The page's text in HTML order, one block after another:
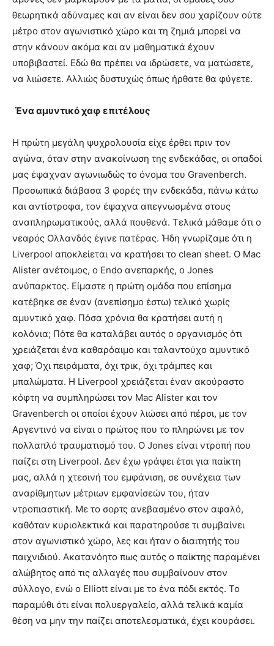
θεωρητικά αδύναμες και αν είναι δεν σου χαρίζουν ούτε
μέτρο στον αγωνιστικό χώρο και τη ζημιά μπορεί να
στην κάνουν ακόμα και αν μαθηματικά έχουν
υποβιβαστεί. Εδώ θα πρέπει να ιδρώσετε, να ματώσετε,
να λιώσετε. Αλλιώς δυστυχώς όπως ήρθατε θα φύγετε.
Ένα αμυντικό χαφ επιτέλους
Η πρώτη μεγάλη ψυχρολουσία είχε έρθει πριν τον
αγώνα, όταν στην ανακοίνωση της ενδεκάδας, οι οπαδοί
μας έψαχναν αγωνιωδώς το όνομα του Gravenberch.
Προσωπικά διάβασα 3 φορές την ενδεκάδα, πάνω κάτω
και αντίστροφα, τον έψαχνα απεγνωσμένα στους
αναπληρωματικούς, αλλά πουθενά. Τελικά μάθαμε ότι ο
νεαρός Ολλανδός έγινε πατέρας. Ήδη γνωρίζαμε ότι η
Liverpool αποκλείεται να κρατήσει το clean sheet. Ο Mac
Alister ανέτοιμος, ο Endo ανεπαρκής, ο Jones
ανύπαρκτος. Είμαστε η πρώτη ομάδα που επίσημα
κατέβηκε σε έναν (ανεπίσημο έστω) τελικό χωρίς
αμυντικό χαφ. Πόσα χρόνια θα κρατήσει αυτή η
κολόνια; Πότε θα καταλάβει αυτός ο οργανισμός ότι
χρειάζεται ένα καθαρόαιμο και ταλαντούχο αμυντικό
χαφ; Όχι πειράματα, όχι τρικ, όχι τράμπες και
μπαλώματα. Η Liverpool χρειάζεται έναν ακούραστο
κόφτη να συμπληρώσει τον Mac Alister και τον
Gravenberch οι οποίοι έχουν λιώσει από πέρσι, με τον
Αργεντινό να είναι ο πρώτος που το πληρώνει με τον
πολλαπλό τραυματισμό του. Ο Jones είναι ντροπή που
παίζει στη Liverpool. Δεν έχω γράψει έτσι για παίκτη
μας, αλλά η χτεσινή του εμφάνιση, σε συνέχεια των
αναρίθμητων μέτριων εμφανίσεών του, ήταν
ντροπιαστική. Με το σορτς ανεβασμένο στον αφαλό,
καθόταν κυριολεκτικά και παρατηρούσε τι συμβαίνει
στον αγωνιστικό χώρο, λες και ήταν ο διαιτητής του
παιχνιδιού. Ακατανόητο πως αυτός ο παίκτης παραμένει
αλώβητος από τις αλλαγές που συμβαίνουν στον
σύλλογο, ενώ ο Elliott είναι με το ένα πόδι εκτός. Το
παραμύθι ότι είναι πολυεργαλείο, αλλά τελικά καμία
θέση να μην την παίζει αποτελεσματικά, έχει κουράσει.